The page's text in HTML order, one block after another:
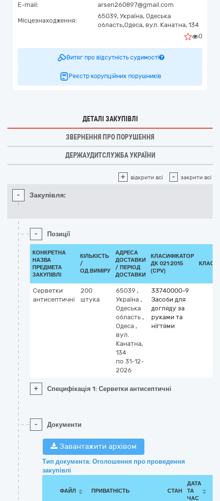
E-mail:
arsen260897@gmail.com
Місцезнаходження:
65039, Україна, Одеська
область,Одеса, вул. Канатна, 134
0
Витяг про відсутність судимості
Реєстр корупційних порушників
ДЕТАЛІ ЗАКУПІВЛІ
ЗВЕРНЕННЯ ПРО ПОРУШЕННЯ
ДЕРЖАУДИТСЛУЖБА УКРАЇНИ
+ відкрити всі - закрити всі
- Закупівля:
- Позиції
КОНКРЕТНА
НАЗВА
ПРЕДМЕТА
ЗАКУПІВЛІ
КІЛЬКІСТЬ
/
ОД.ВИМІРУ
АДРЕСА
ДОСТАВКИ
/ ПЕРІОД
ДОСТАВКИ
КЛАСИФІКАТОР
ДК 021:2015
(CPV)
Серветки
антисептичні
200
штука
65039 ,
Україна ,
Одеська
область ,
Одеса ,
вул.
Канатна,
134
по 31-12-
2026
33740000-9
Засоби для
догляду за
руками та
нігтями
+ Специфікація 1: Серветки антисептичні
- Документи
Завантажити архівом
Тип документа: Оголошення про проведення
закупівлі
ФАЙЛ ПРИВАТНІСТЬ СТАН
ДАТА
ТА
ЧАС